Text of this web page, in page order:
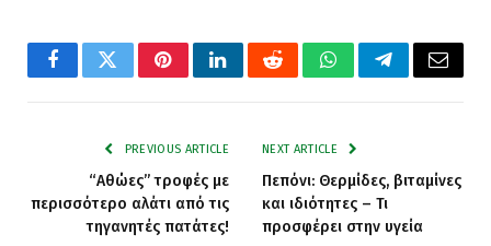
FacebookTwitterPinterestLinkedInRedditWhatsAppTelegramEmail
PREVIOUS ARTICLE
“Αθώες” τροφές με
περισσότερο αλάτι από τις
τηγανητές πατάτες!
NEXT ARTICLE
Πεπόνι: Θερμίδες, βιταμίνες
και ιδιότητες – Τι
προσφέρει στην υγεία